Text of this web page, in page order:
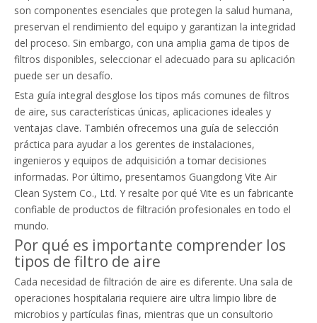
son componentes esenciales que protegen la salud humana,
preservan el rendimiento del equipo y garantizan la integridad
del proceso. Sin embargo, con una amplia gama de tipos de
filtros disponibles, seleccionar el adecuado para su aplicación
puede ser un desafío.
Esta guía integral desglose los tipos más comunes de filtros
de aire, sus características únicas, aplicaciones ideales y
ventajas clave. También ofrecemos una guía de selección
práctica para ayudar a los gerentes de instalaciones,
ingenieros y equipos de adquisición a tomar decisiones
informadas. Por último, presentamos Guangdong Vite Air
Clean System Co., Ltd. Y resalte por qué Vite es un fabricante
confiable de productos de filtración profesionales en todo el
mundo.
Por qué es importante comprender los
tipos de filtro de aire
Cada necesidad de filtración de aire es diferente. Una sala de
operaciones hospitalaria requiere aire ultra limpio libre de
microbios y partículas finas, mientras que un consultorio